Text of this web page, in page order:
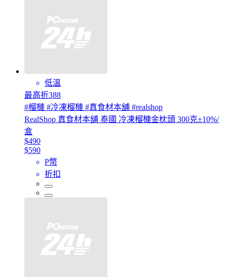
低溫
最高折388
#榴槤 #冷凍榴槤 #真食材本舖 #realshop
RealShop 真食材本舖 泰國 冷凍榴槤金枕頭 300克±10%/
盒
$490
$590
P幣
折扣